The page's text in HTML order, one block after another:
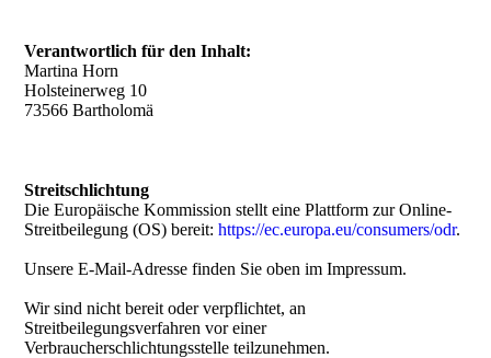
Verantwortlich für den Inhalt:
Martina Horn
Holsteinerweg 10
73566 Bartholomä
Streitschlichtung
Die Europäische Kommission stellt eine Plattform zur Online-
Streitbeilegung (OS) bereit:https://ec.europa.eu/consumers/odr.
Unsere E-Mail-Adresse finden Sie oben im Impressum.
Wir sind nicht bereit oder verpflichtet, an
Streitbeilegungsverfahren vor einer
Verbraucherschlichtungsstelle teilzunehmen.